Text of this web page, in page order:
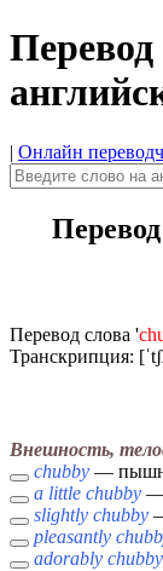
| Онлайн
Перевод слова '
Транскрипция:
Внешность,
chubby —
a little chubby —
slightly chubby
pleasantly
adorably chubby